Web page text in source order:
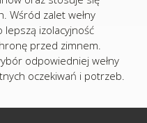
Wśród zalet wełny
izolacyjność
przed zimnem.
odpowiedniej wełny
oczekiwań i potrzeb.